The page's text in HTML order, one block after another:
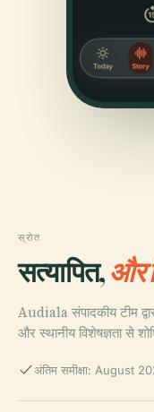
स्रोत
सत्यापित,और
Audiala संपादकीय टीम
और स्थानीय विशेषज्ञता से
अंतिम समीक्षा: August